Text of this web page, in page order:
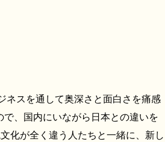
ネスを通して奥深さと面白さを痛感
、国内にいながら日本との違いを
化が全く違う人たちと一緒に、新し